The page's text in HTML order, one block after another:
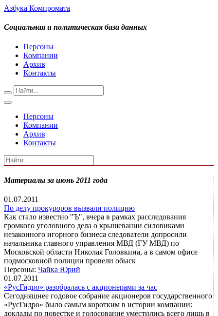
Азбука Компромата
Социальная и политическая база данных
Персоны
Компании
Архив
Контакты
Персоны
Компании
Архив
Контакты
Материалы за июнь 2011 года
01.07.2011
По делу прокуроров вызвали полицию
Как стало известно "Ъ", вчера в рамках расследования
громкого уголовного дела о крышевании силовиками
незаконного игорного бизнеса следователи допросили
начальника главного управления МВД (ГУ МВД) по
Московской области Николая Головкина, а в самом офисе
подмосковной полиции провели обыск
Персоны: Чайка Юрий
01.07.2011
«РусГидро» разобралась с акционерами за час
Сегодняшнее годовое собрание акционеров государственного
«РусГидро» было самым коротким в истории компании:
доклады по повестке и голосование уместились всего лишь в